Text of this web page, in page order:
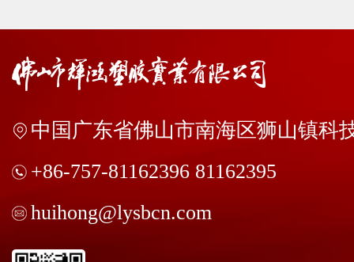
中国广东省佛山市南海区狮山镇科
+86-757-81162396 81162395
huihong@lysbcn.com